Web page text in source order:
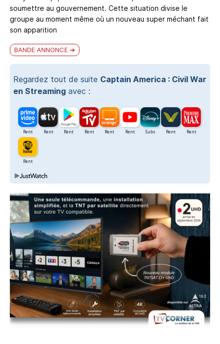
soumettre au gouvernement. Cette situation divise le
groupe au moment même où un nouveau super méchant fait
son apparition
BANDE ANNONCE
Regardez tout de suite Captain America : Civil War
en Streaming avec :